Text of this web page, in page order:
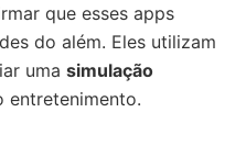
que esses apps
do além. Eles utilizam
uma simulação
entretenimento.